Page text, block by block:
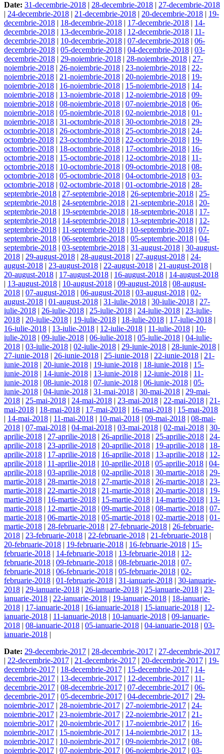
Date: 31-decembrie-2018 | 28-decembrie-2018 | 27-decembrie-2018
| 24-decembrie-2018 | 21-decembrie-2018 | 20-decembrie-2018 | 19-
decembrie-2018 | 18-decembrie-2018 | 17-decembrie-2018 | 14-
decembrie-2018 | 13-decembrie-2018 | 12-decembrie-2018 | 11-
decembrie-2018 | 10-decembrie-2018 | 07-decembrie-2018 | 06-
decembrie-2018 | 05-decembrie-2018 | 04-decembrie-2018 | 03-
decembrie-2018 | 29-noiembrie-2018 | 28-noiembrie-2018 | 27-
noiembrie-2018 | 26-noiembrie-2018 | 23-noiembrie-2018 | 22-
noiembrie-2018 | 21-noiembrie-2018 | 20-noiembrie-2018 | 19-
noiembrie-2018 | 16-noiembrie-2018 | 15-noiembrie-2018 | 14-
noiembrie-2018 | 13-noiembrie-2018 | 12-noiembrie-2018 | 09-
noiembrie-2018 | 08-noiembrie-2018 | 07-noiembrie-2018 | 06-
noiembrie-2018 | 05-noiembrie-2018 | 02-noiembrie-2018 | 01-
noiembrie-2018 | 31-octombrie-2018 | 30-octombrie-2018 | 29-
octombrie-2018 | 26-octombrie-2018 | 25-octombrie-2018 | 24-
octombrie-2018 | 23-octombrie-2018 | 22-octombrie-2018 | 19-
octombrie-2018 | 18-octombrie-2018 | 17-octombrie-2018 | 16-
octombrie-2018 | 15-octombrie-2018 | 12-octombrie-2018 | 11-
octombrie-2018 | 10-octombrie-2018 | 09-octombrie-2018 | 08-
octombrie-2018 | 05-octombrie-2018 | 04-octombrie-2018 | 03-
octombrie-2018 | 02-octombrie-2018 | 01-octombrie-2018 | 28-
septembrie-2018 | 27-septembrie-2018 | 26-septembrie-2018 | 25-
septembrie-2018 | 24-septembrie-2018 | 21-septembrie-2018 | 20-
septembrie-2018 | 19-septembrie-2018 | 18-septembrie-2018 | 17-
septembrie-2018 | 14-septembrie-2018 | 13-septembrie-2018 | 12-
septembrie-2018 | 11-septembrie-2018 | 10-septembrie-2018 | 07-
septembrie-2018 | 06-septembrie-2018 | 05-septembrie-2018 | 04-
septembrie-2018 | 03-septembrie-2018 | 31-august-2018 | 30-august-
2018 | 29-august-2018 | 28-august-2018 | 27-august-2018 | 24-
august-2018 | 23-august-2018 | 22-august-2018 | 21-august-2018 |
20-august-2018 | 17-august-2018 | 16-august-2018 | 14-august-2018
| 13-august-2018 | 10-august-2018 | 09-august-2018 | 08-august-
2018 | 07-august-2018 | 06-august-2018 | 03-august-2018 | 02-
august-2018 | 01-august-2018 | 31-iulie-2018 | 30-iulie-2018 | 27-
iulie-2018 | 26-iulie-2018 | 25-iulie-2018 | 24-iulie-2018 | 23-iulie-
2018 | 20-iulie-2018 | 19-iulie-2018 | 18-iulie-2018 | 17-iulie-2018 |
16-iulie-2018 | 13-iulie-2018 | 12-iulie-2018 | 11-iulie-2018 | 10-
iulie-2018 | 09-iulie-2018 | 06-iulie-2018 | 05-iulie-2018 | 04-iulie-
2018 | 03-iulie-2018 | 02-iulie-2018 | 29-iunie-2018 | 28-iunie-2018 |
27-iunie-2018 | 26-iunie-2018 | 25-iunie-2018 | 22-iunie-2018 | 21-
iunie-2018 | 20-iunie-2018 | 19-iunie-2018 | 18-iunie-2018 | 15-
iunie-2018 | 14-iunie-2018 | 13-iunie-2018 | 12-iunie-2018 | 11-
iunie-2018 | 08-iunie-2018 | 07-iunie-2018 | 06-iunie-2018 | 05-
iunie-2018 | 04-iunie-2018 | 31-mai-2018 | 30-mai-2018 | 29-mai-
2018 | 25-mai-2018 | 24-mai-2018 | 23-mai-2018 | 22-mai-2018 | 21-
mai-2018 | 18-mai-2018 | 17-mai-2018 | 16-mai-2018 | 15-mai-2018
| 14-mai-2018 | 11-mai-2018 | 10-mai-2018 | 09-mai-2018 | 08-mai-
2018 | 07-mai-2018 | 04-mai-2018 | 03-mai-2018 | 02-mai-2018 | 30-
aprilie-2018 | 27-aprilie-2018 | 26-aprilie-2018 | 25-aprilie-2018 | 24-
aprilie-2018 | 23-aprilie-2018 | 20-aprilie-2018 | 19-aprilie-2018 | 18-
aprilie-2018 | 17-aprilie-2018 | 16-aprilie-2018 | 13-aprilie-2018 | 12-
aprilie-2018 | 11-aprilie-2018 | 10-aprilie-2018 | 05-aprilie-2018 | 04-
aprilie-2018 | 03-aprilie-2018 | 02-aprilie-2018 | 30-martie-2018 | 29-
martie-2018 | 28-martie-2018 | 27-martie-2018 | 26-martie-2018 | 23-
martie-2018 | 22-martie-2018 | 21-martie-2018 | 20-martie-2018 | 19-
martie-2018 | 16-martie-2018 | 15-martie-2018 | 14-martie-2018 | 13-
martie-2018 | 12-martie-2018 | 09-martie-2018 | 08-martie-2018 | 07-
martie-2018 | 06-martie-2018 | 05-martie-2018 | 02-martie-2018 | 01-
martie-2018 | 28-februarie-2018 | 27-februarie-2018 | 26-februarie-
2018 | 23-februarie-2018 | 22-februarie-2018 | 21-februarie-2018 |
20-februarie-2018 | 19-februarie-2018 | 16-februarie-2018 | 15-
februarie-2018 | 14-februarie-2018 | 13-februarie-2018 | 12-
februarie-2018 | 09-februarie-2018 | 08-februarie-2018 | 07-
februarie-2018 | 06-februarie-2018 | 05-februarie-2018 | 02-
februarie-2018 | 01-februarie-2018 | 31-ianuarie-2018 | 30-ianuarie-
2018 | 29-ianuarie-2018 | 26-ianuarie-2018 | 25-ianuarie-2018 | 23-
ianuarie-2018 | 22-ianuarie-2018 | 19-ianuarie-2018 | 18-ianuarie-
2018 | 17-ianuarie-2018 | 16-ianuarie-2018 | 15-ianuarie-2018 | 12-
ianuarie-2018 | 11-ianuarie-2018 | 10-ianuarie-2018 | 09-ianuarie-
2018 | 08-ianuarie-2018 | 05-ianuarie-2018 | 04-ianuarie-2018 | 03-
ianuarie-2018 |
Date: 29-decembrie-2017 | 28-decembrie-2017 | 27-decembrie-2017
| 22-decembrie-2017 | 21-decembrie-2017 | 20-decembrie-2017 | 19-
decembrie-2017 | 18-decembrie-2017 | 15-decembrie-2017 | 14-
decembrie-2017 | 13-decembrie-2017 | 12-decembrie-2017 | 11-
decembrie-2017 | 08-decembrie-2017 | 07-decembrie-2017 | 06-
decembrie-2017 | 05-decembrie-2017 | 04-decembrie-2017 | 29-
noiembrie-2017 | 28-noiembrie-2017 | 27-noiembrie-2017 | 24-
noiembrie-2017 | 23-noiembrie-2017 | 22-noiembrie-2017 | 21-
noiembrie-2017 | 20-noiembrie-2017 | 17-noiembrie-2017 | 16-
noiembrie-2017 | 15-noiembrie-2017 | 14-noiembrie-2017 | 13-
noiembrie-2017 | 10-noiembrie-2017 | 09-noiembrie-2017 | 08-
noiembrie-2017 | 07-noiembrie-2017 | 06-noiembrie-2017 | 03-